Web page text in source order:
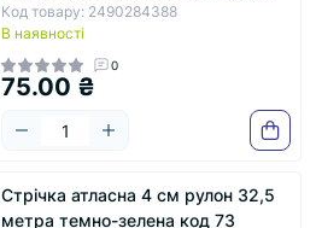
Код товару: 2490284388
В наявності
0
75.00 ₴
Стрічка атласна 4 см рулон 32,5
метра темно-зелена код 73